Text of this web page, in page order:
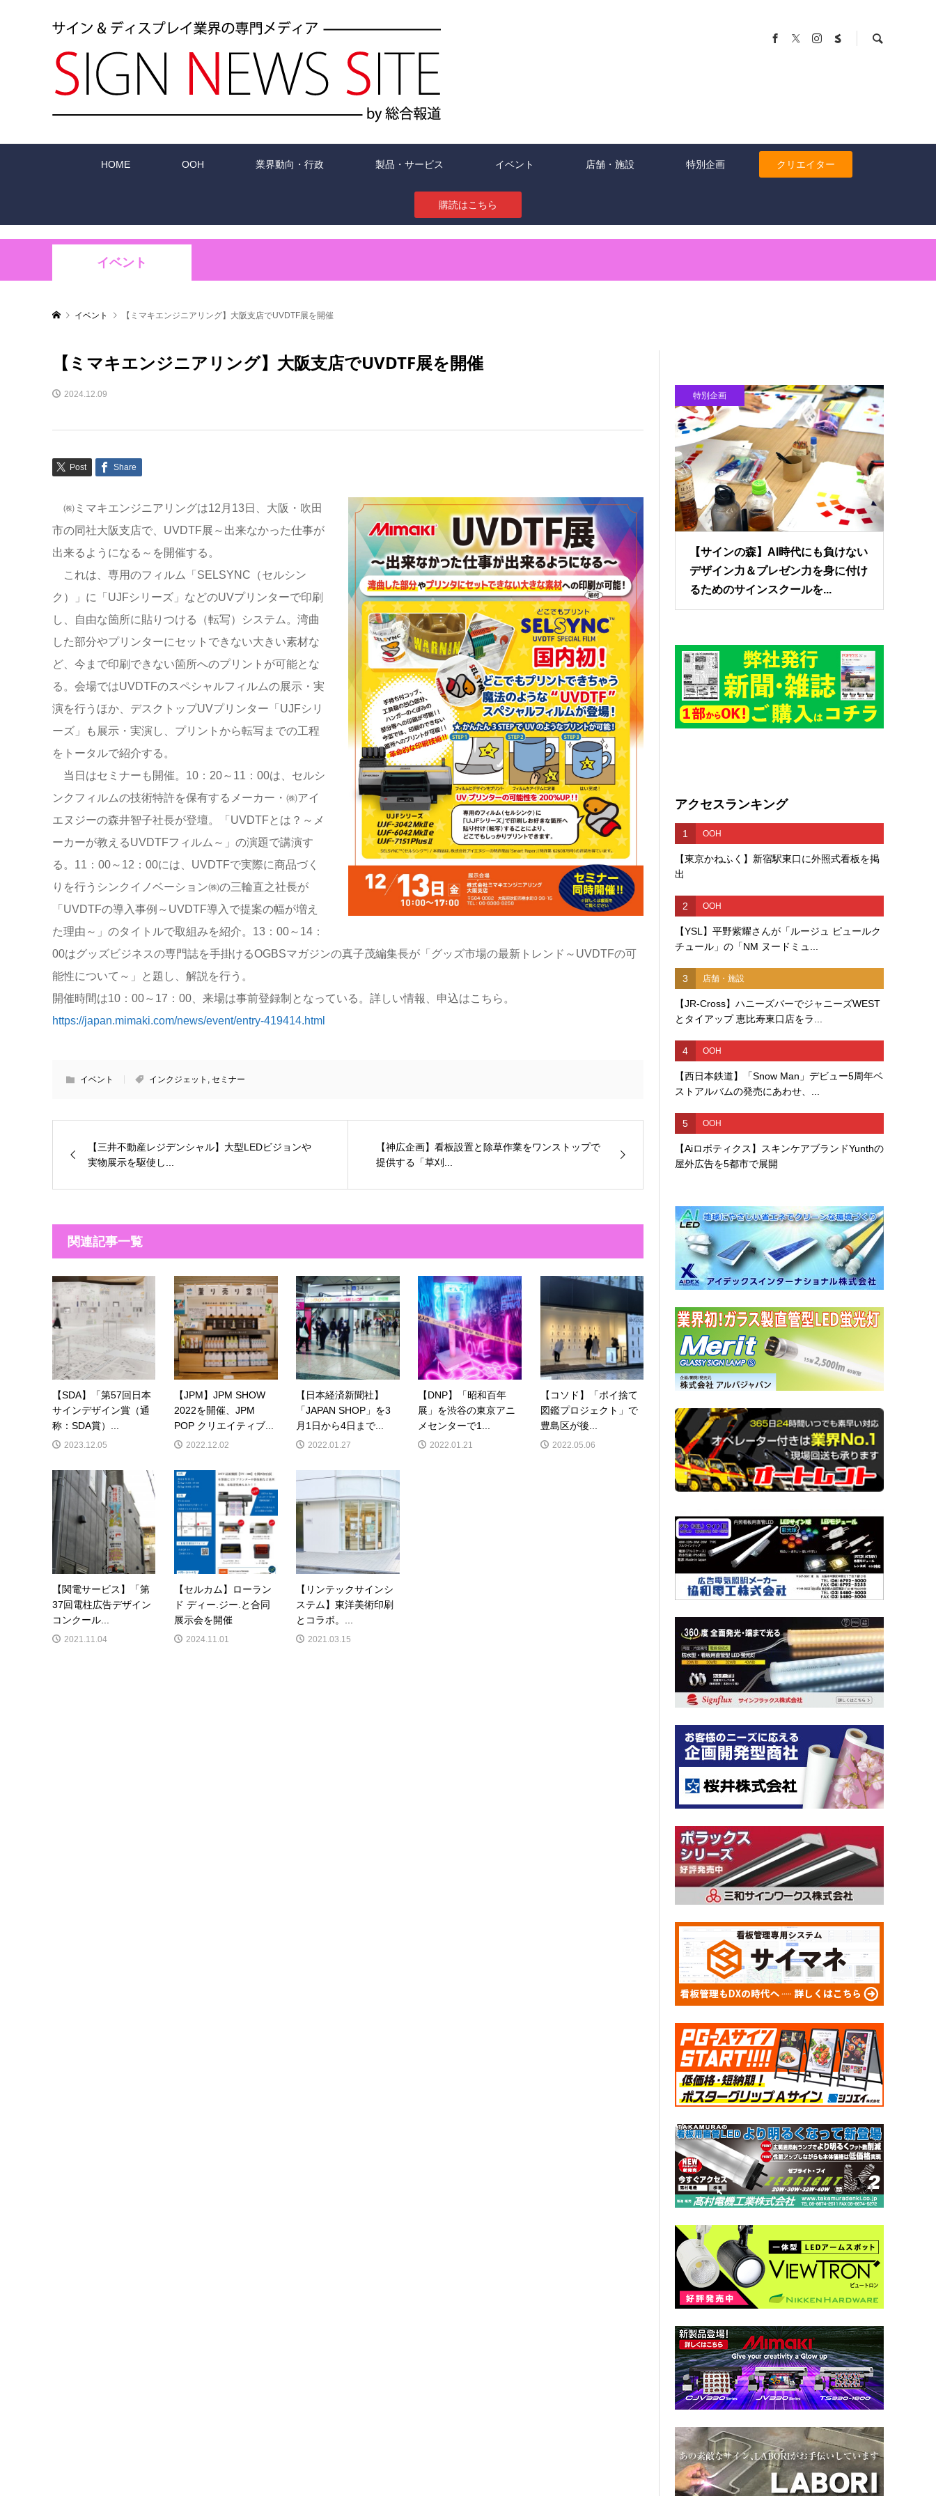
HOME OOH 業界動向・行政 製品・サービス イベント 店舗・施設 特別企画 クリエイター
購読はこちら
イベント
イベント 【ミマキエンジニアリング】大阪支店でUVDTF展を開催
【ミマキエンジニアリング】大阪支店でUVDTF展を開催
2024.12.09
Post Share
㈱ミマキエンジニアリングは12月13日、大阪・吹田
市の同社大阪支店で、UVDTF展～出来なかった仕事が
出来るようになる～を開催する。
これは、専用のフィルム「SELSYNC（セルシン
ク）」に「UJFシリーズ」などのUVプリンターで印刷
し、自由な箇所に貼りつける（転写）システム。湾曲
した部分やプリンターにセットできない大きい素材な
ど、今まで印刷できない箇所へのプリントが可能とな
る。会場ではUVDTFのスペシャルフィルムの展示・実
演を行うほか、デスクトップUVプリンター「UJFシリ
ーズ」も展示・実演し、プリントから転写までの工程
をトータルで紹介する。
当日はセミナーも開催。10：20～11：00は、セルシ
ンクフィルムの技術特許を保有するメーカー・㈱アイ
エヌジーの森井智子社長が登壇。「UVDTFとは？～メ
ーカーが教えるUVDTFフィルム～」の演題で講演す
る。11：00～12：00には、UVDTFで実際に商品づく
りを行うシンクイノベーション㈱の三輪直之社長が
「UVDTFの導入事例～UVDTF導入で提案の幅が増え
た理由～」のタイトルで取組みを紹介。13：00～14：
00はグッズビジネスの専門誌を手掛けるOGBSマガジンの真子茂編集長が「グッズ市場の最新トレンド～UVDTFの可
能性について～」と題し、解説を行う。
開催時間は10：00～17：00、来場は事前登録制となっている。詳しい情報、申込はこちら。
https://japan.mimaki.com/news/event/entry-419414.html
イベント インクジェット , セミナー
【三井不動産レジデンシャル】大型LEDビジョンや
実物展示を駆使し...
【神広企画】看板設置と除草作業をワンストップで
提供する「草刈...
関連記事一覧
【SDA】「第57回日本
サインデザイン賞（通
称：SDA賞）...
2023.12.05
【JPM】JPM SHOW
2022を開催、JPM
POP クリエイティブ...
2022.12.02
【日本経済新聞社】
「JAPAN SHOP」を3
月1日から4日まで...
2022.01.27
【DNP】「昭和百年
展」を渋谷の東京アニ
メセンターで1...
2022.01.21
【コソド】「ポイ捨て
図鑑プロジェクト」で
豊島区が後...
2022.05.06
【関電サービス】「第
37回電柱広告デザイン
コンクール...
2021.11.04
【セルカム】ローラン
ド ディー.ジー.と合同
展示会を開催
2024.11.01
【リンテックサインシ
ステム】東洋美術印刷
とコラボ。...
2021.03.15
特別企画
【サインの森】AI時代にも負けない
デザイン力＆プレゼン力を身に付け
るためのサインスクールを...
アクセスランキング
1 OOH
【東京かねふく】新宿駅東口に外照式看板を掲
出
2 OOH
【YSL】平野紫耀さんが「ルージュ ピュールク
チュール」の「NM ヌードミュ...
3 店舗・施設
【JR-Cross】ハニーズバーでジャニーズWEST
とタイアップ 恵比寿東口店をラ...
4 OOH
【西日本鉄道】「Snow Man」デビュー5周年ベ
ストアルバムの発売にあわせ、...
5 OOH
【Aiロボティクス】スキンケアブランドYunthの
屋外広告を5都市で展開